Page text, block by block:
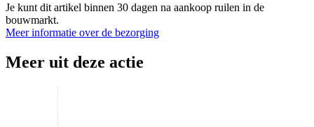
Je kunt dit artikel binnen 30 dagen na aankoop ruilen in de
bouwmarkt.
Meer informatie over de bezorging
Meer uit deze actie